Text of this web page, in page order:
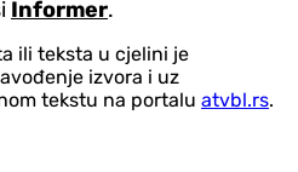
Informer.
ili teksta u cjelini je
izvora i uz
tekstu na portalu atvbl.rs.